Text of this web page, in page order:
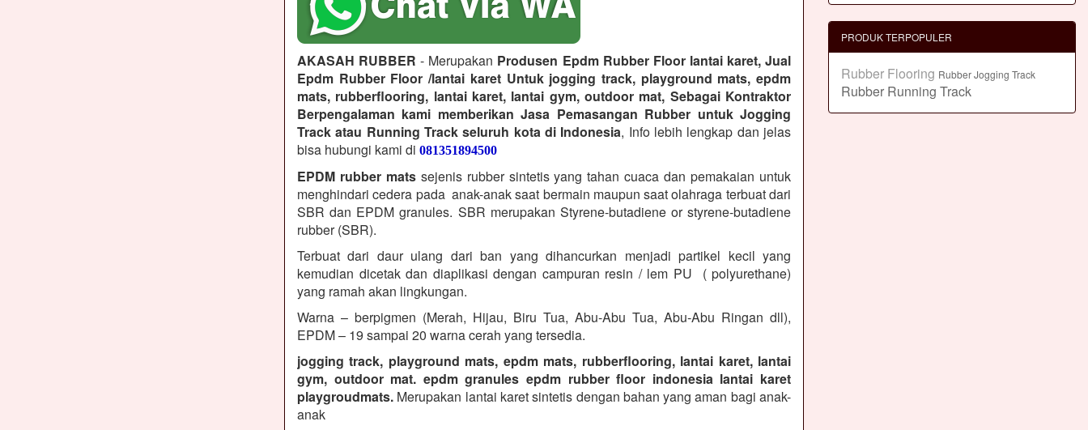
AKASAH RUBBER - Merupakan Produsen Epdm Rubber Floor lantai karet, Jual
Epdm Rubber Floor /lantai karet Untuk jogging track, playground mats, epdm
mats, rubberflooring, lantai karet, lantai gym, outdoor mat, Sebagai Kontraktor
Berpengalaman kami memberikan Jasa Pemasangan Rubber untuk Jogging
Track atau Running Track seluruh kota di Indonesia, Info lebih lengkap dan jelas
bisa hubungi kami di 081351894500
EPDM rubber matssejenis rubber sintetis yang tahan cuaca dan pemakaian untuk
menghindari cedera pada anak-anak saat bermain maupun saat olahraga terbuat dari
SBR dan EPDM granules. SBR merupakan Styrene-butadiene or styrene-butadiene
rubber (SBR).
Terbuat dari daur ulang dari ban yang dihancurkan menjadi partikel kecil yang
kemudian dicetak dan diaplikasi dengan campuran resin / lem PU ( polyurethane)
yang ramah akan lingkungan.
Warna – berpigmen (Merah, Hijau, Biru Tua, Abu-Abu Tua, Abu-Abu Ringan dll),
EPDM – 19 sampai 20 warna cerah yang tersedia.
jogging track, playground mats, epdm mats, rubberflooring, lantai karet, lantai
gym, outdoor mat. epdm granules epdm rubber floor indonesia lantai karet
playgroudmats. Merupakan lantai karet sintetis dengan bahan yang aman bagi anak-
anak
PRODUK TERPOPULER
Rubber Flooring Rubber Jogging Track
Rubber Running Track